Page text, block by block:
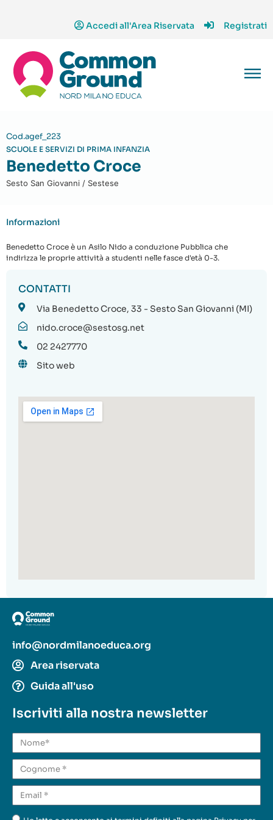
Accedi all'Area Riservata Registrati
Cod.agef_223
SCUOLE E SERVIZI DI PRIMA INFANZIA
Benedetto Croce
Sesto San Giovanni / Sestese
Informazioni
Benedetto Croce è un Asilo Nido a conduzione Pubblica che
indirizza le proprie attività a studenti nelle fasce d'età 0-3.
CONTATTI
Via Benedetto Croce, 33 - Sesto San Giovanni (MI)
nido.croce@sestosg.net
02 2427770
Sito web
info@nordmilanoeduca.org
Area riservata
Guida all'uso
Iscriviti alla nostra newsletter